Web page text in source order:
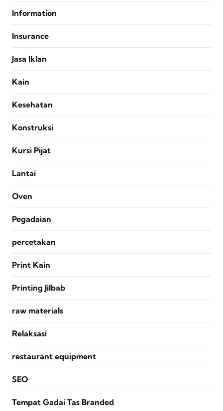
Information
Insurance
Jasa Iklan
Kain
Kesehatan
Konstruksi
Kursi Pijat
Lantai
Oven
Pegadaian
percetakan
Print Kain
Printing Jilbab
raw materials
Relaksasi
restaurant equipment
SEO
Tempat Gadai Tas Branded